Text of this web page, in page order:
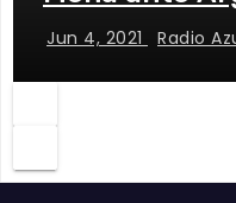
Jun 4, 2021 Radio